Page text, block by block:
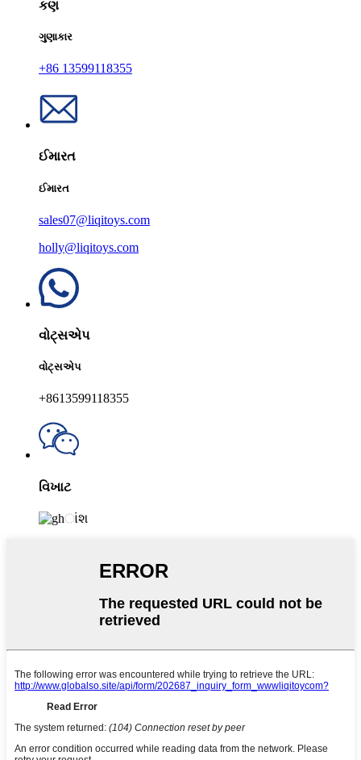
કણ
ગુણાકાર
+86 13599118355
ઈમારત
ઈમારત
sales07@liqitoys.com
holly@liqitoys.com
વોટ્સએપ
વોટ્સએપ
+8613599118355
વિખાટ